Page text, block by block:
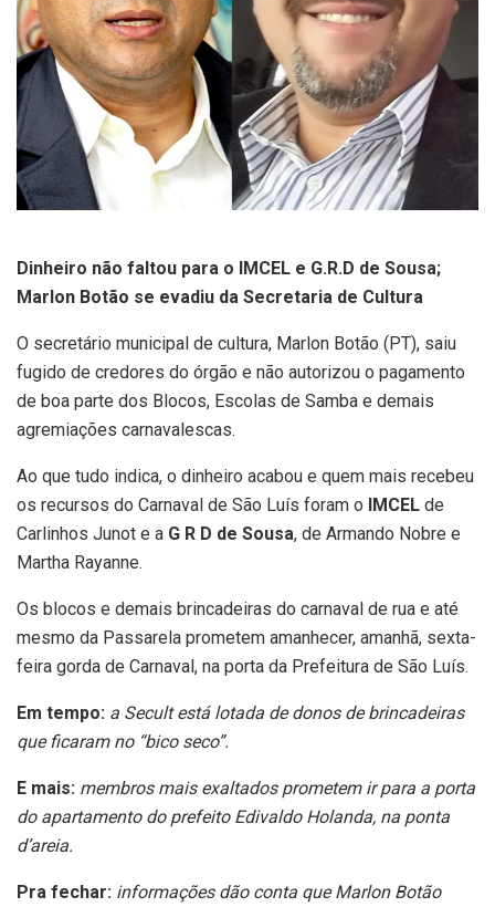
Dinheiro não faltou para o IMCEL e G.R.D de Sousa;
Marlon Botão se evadiu da Secretaria de Cultura
O secretário municipal de cultura, Marlon Botão (PT), saiu
fugido de credores do órgão e não autorizou o pagamento
de boa parte dos Blocos, Escolas de Samba e demais
agremiações carnavalescas.
Ao que tudo indica, o dinheiro acabou e quem mais recebeu
os recursos do Carnaval de São Luís foram o
IMCEL de
Carlinhos Junot e a G R D de Sousa, de Armando Nobre e
Martha Rayanne.
Os blocos e demais brincadeiras do carnaval de rua e até
mesmo da Passarela prometem amanhecer, amanhã, sexta-
feira gorda de Carnaval, na porta da Prefeitura de São Luís.
Em tempo: a Secult está lotada de donos de brincadeiras
que ficaram no “bico seco”.
E mais: membros mais exaltados prometem ir para a porta
do apartamento do prefeito Edivaldo Holanda, na ponta
d’areia.
Pra fechar: informações dão conta que Marlon Botão